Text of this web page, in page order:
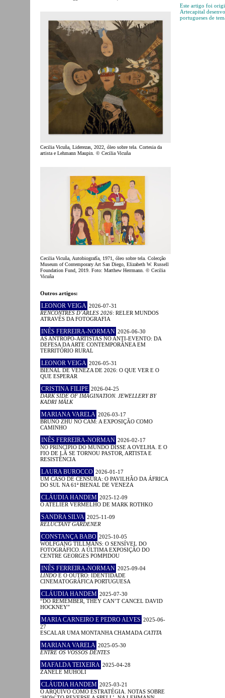
Cecilia Vicuña, Liderezas, 2022, óleo sobre tela. Cortesia da
artista e Lehmann Maupin. © Cecilia Vicuña
Cecilia Vicuña, Autobiografía, 1971, óleo sobre tela. Colecção
Museum of Contemporary Art San Diego, Elizabeth W. Russell
Foundation Fund, 2019. Foto: Matthew Herrmann. © Cecilia
Vicuña
Outros artigos:
LEONOR VEIGA 2026-07-31
RENCONTRES D´ARLES 2026: RELER MUNDOS
ATRAVÉS DA FOTOGRAFIA
INÊS FERREIRA-NORMAN 2026-06-30
AS ANTROPO-ARTISTAS NO ANTI-EVENTO: DA
DEFESA DA ARTE CONTEMPORÂNEA EM
TERRITÓRIO RURAL
LEONOR VEIGA 2026-05-31
BIENAL DE VENEZA DE 2026: O QUE VER E O
QUE ESPERAR
CRISTINA FILIPE 2026-04-25
DARK SIDE OF IMAGINATION. JEWELLERY BY
KADRI MÄLK
MARIANA VARELA 2026-03-17
BRUNO ZHU NO CAM: A EXPOSIÇÃO COMO
CAMINHO
INÊS FERREIRA-NORMAN 2026-02-17
NO PRINCÍPIO DO MUNDO DISSE A OVELHA. E O
FIO DE LÃ SE TORNOU PASTOR, ARTISTA E
RESISTÊNCIA
LAURA BUROCCO 2026-01-17
UM CASO DE CENSURA: O PAVILHÃO DA ÁFRICA
DO SUL NA 61ª BIENAL DE VENEZA
CLÁUDIA HANDEM 2025-12-09
O ATELIER VERMELHO DE MARK ROTHKO
SANDRA SILVA 2025-11-09
RELUCTANT GARDENER
CONSTANÇA BABO 2025-10-05
WOLFGANG TILLMANS: O SENSÍVEL DO
FOTOGRÁFICO. A ÚLTIMA EXPOSIÇÃO DO
CENTRE GEORGES POMPIDOU
INÊS FERREIRA-NORMAN 2025-09-04
LINDO E O OUTRO: IDENTIDADE
CINEMATOGRÁFICA PORTUGUESA
CLÁUDIA HANDEM 2025-07-30
“DO REMEMBER, THEY CAN’T CANCEL DAVID
HOCKNEY”
MARIA CARNEIRO E PEDRO ALVES 2025-06-
27
ESCALAR UMA MONTANHA CHAMADACATITA
MARIANA VARELA 2025-05-30
ENTRE OS VOSSOS DENTES
MAFALDA TEIXEIRA 2025-04-28
ZANELE MUHOLI
CLÁUDIA HANDEM 2025-03-21
O ARQUIVO COMO ESTRATÉGIA. NOTAS SOBRE
Este artigo foi
Artecapital
portugueses de